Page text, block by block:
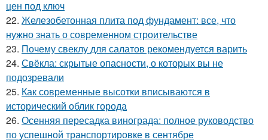
цен под ключ
22. Железобетонная плита под фундамент: все, что
нужно знать о современном строительстве
23. Почему свеклу для салатов рекомендуется варить
24. Свёкла: скрытые опасности, о которых вы не
подозревали
25. Как современные высотки вписываются в
исторический облик города
26. Осенняя пересадка винограда: полное руководство
по успешной транспортировке в сентябре